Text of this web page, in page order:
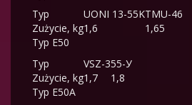
Typ
UONI 13-55KTMU-46
Zużycie, kg1,6
1,65
Typ E50
Typ
VSZ-355-У
Zużycie, kg1,7
1,8
Typ E50A